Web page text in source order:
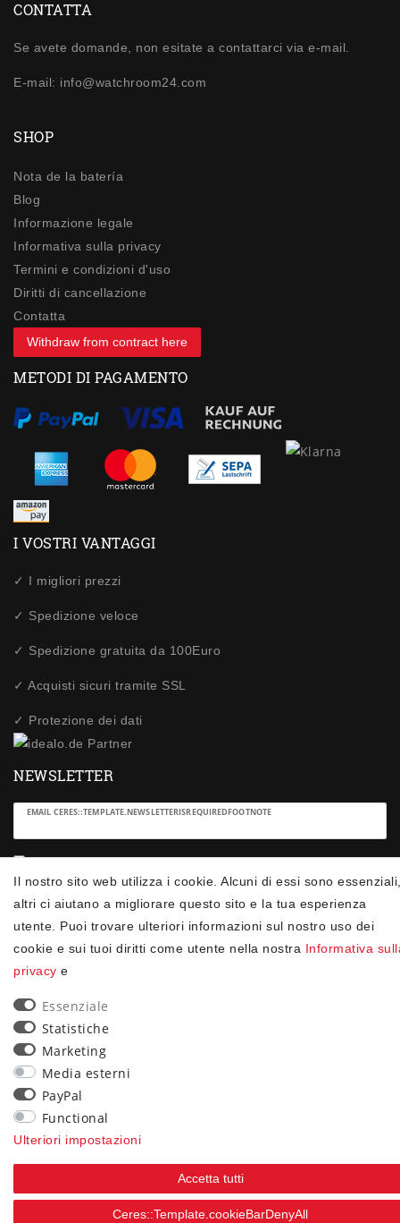
CONTATTA
Se avete domande, non esitate a contattarci via e-mail.
E-mail: info@watchroom24.com
SHOP
Nota de la batería
Blog
Informazione legale
Informativa sulla privacy
Termini e condizioni d'uso
Diritti di cancellazione
Contatta
Withdraw from contract here
METODI DI PAGAMENTO
I VOSTRI VANTAGGI
✓ I migliori prezzi
✓ Spedizione veloce
✓ Spedizione gratuita da 100Euro
✓ Acquisti sicuri tramite SSL
✓ Protezione dei dati
Il nostro sito web utilizza i cookie. Alcuni di essi sono
altri ci aiutano a migliorare questo sito e la tua esperienza
utente. Puoi trovare ulteriori informazioni sul nostro uso dei
cookie e sui tuoi diritti come utente nella nostra Informativa
privacy e
Essenziale
Statistiche
Marketing
Media esterni
PayPal
Functional
Ulteriori impostazioni
Accetta tutti
Ceres::Template.cookieBarDenyAll
NEWSLETTER
EMAIL CERES::TEMPLATE.NEWSLETTERISREQUIREDFOOTNOTE
Ceres::Template.newsletterHoneypotLabel
.Ceres::Template.newsletterIsRequiredFootnote
Iscriviti
Ceres::Template.newsletterIsRequiredFootnote
90
trees were planted